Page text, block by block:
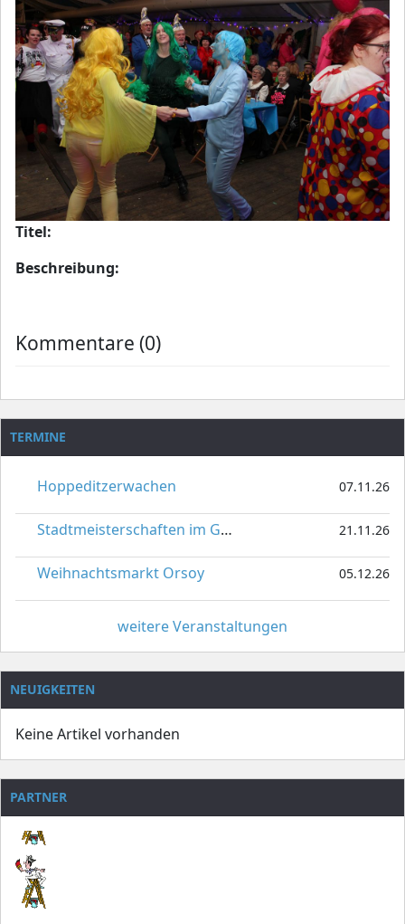
Titel:
Beschreibung:
Kommentare (0)
TERMINE
Hoppeditzerwachen 07.11.26
Stadtmeisterschaften im Gardetanz 21.11.26
Weihnachtsmarkt Orsoy 05.12.26
weitere Veranstaltungen
NEUIGKEITEN
Keine Artikel vorhanden
PARTNER